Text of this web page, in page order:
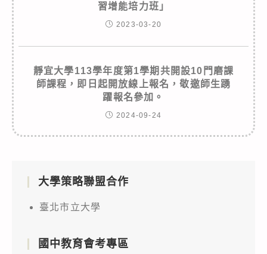
習增能培力班」
2023-03-20
靜宜大學113學年度第1學期共開設10門磨課
師課程，即日起開放線上報名，敬邀師生踴
躍報名參加。
2024-09-24
大學策略聯盟合作
臺北市立大學
國中教育會考專區